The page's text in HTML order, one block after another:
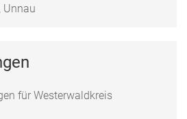
Unnau
für Westerwaldkreis